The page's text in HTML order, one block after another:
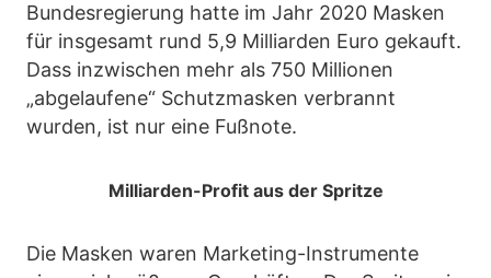
Bundesregierung hatte im Jahr 2020 Masken
für insgesamt rund 5,9 Milliarden Euro gekauft.
Dass inzwischen mehr als 750 Millionen
„abgelaufene“ Schutzmasken verbrannt
wurden, ist nur eine Fußnote.
Milliarden-Profit aus der Spritze
Die Masken waren Marketing-Instrumente